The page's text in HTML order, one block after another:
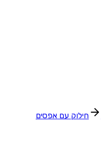
חילוק עם אפסים